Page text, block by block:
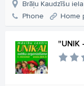
Brāļu Kaudzīšu iela
Phone
Home
"UNIK